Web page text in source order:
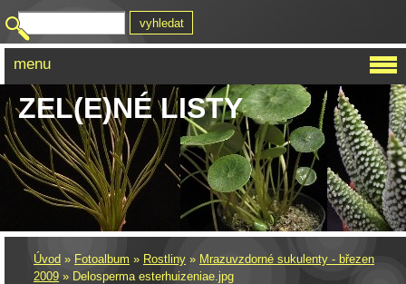
ZEL(E)NÉ LISTY
Úvod » Fotoalbum » Rostliny » Mrazuvzdorné sukulenty - březen
2009 » Delosperma esterhuizeniae.jpg
menu